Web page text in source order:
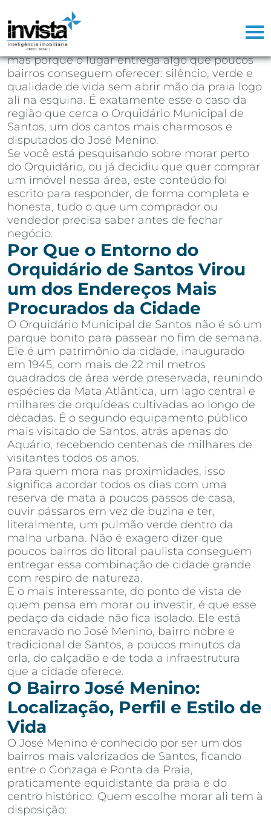
corretor de imóveis na Baixada Santista,
aprendi que existem regiões que vendem
sozinhas. Não porque o marketing seja bom,
mas porque o lugar entrega algo que poucos
bairros conseguem oferecer: silêncio, verde e
qualidade de vida sem abrir mão da praia logo
ali na esquina. É exatamente esse o caso da
região que cerca o Orquidário Municipal de
Santos, um dos cantos mais charmosos e
disputados do José Menino.
Se você está pesquisando sobre morar perto
do Orquidário, ou já decidiu que quer comprar
um imóvel nessa área, este conteúdo foi
escrito para responder, de forma completa e
honesta, tudo o que um comprador ou
vendedor precisa saber antes de fechar
negócio.
Por Que o Entorno do
Orquidário de Santos Virou
um dos Endereços Mais
Procurados da Cidade
O Orquidário Municipal de Santos não é só um
parque bonito para passear no fim de semana.
Ele é um patrimônio da cidade, inaugurado
em 1945, com mais de 22 mil metros
quadrados de área verde preservada, reunindo
espécies da Mata Atlântica, um lago central e
milhares de orquídeas cultivadas ao longo de
décadas. É o segundo equipamento público
mais visitado de Santos, atrás apenas do
Aquário, recebendo centenas de milhares de
visitantes todos os anos.
Para quem mora nas proximidades, isso
significa acordar todos os dias com uma
reserva de mata a poucos passos de casa,
ouvir pássaros em vez de buzina e ter,
literalmente, um pulmão verde dentro da
malha urbana. Não é exagero dizer que
poucos bairros do litoral paulista conseguem
entregar essa combinação de cidade grande
com respiro de natureza.
E o mais interessante, do ponto de vista de
quem pensa em morar ou investir, é que esse
pedaço da cidade não fica isolado. Ele está
encravado no José Menino, bairro nobre e
tradicional de Santos, a poucos minutos da
orla, do calçadão e de toda a infraestrutura
que a cidade oferece.
O Bairro José Menino:
Localização, Perfil e Estilo de
Vida
O José Menino é conhecido por ser um dos
bairros mais valorizados de Santos, ficando
entre o Gonzaga e Ponta da Praia,
praticamente equidistante da praia e do
centro histórico. Quem escolhe morar ali tem à
disposição: